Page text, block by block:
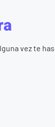
vez te